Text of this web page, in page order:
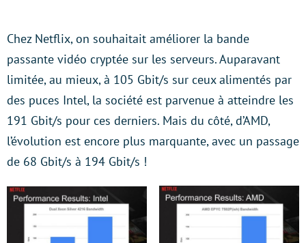
Chez Netflix, on souhaitait améliorer la bande
passante vidéo cryptée sur les serveurs. Auparavant
limitée, au mieux, à 105 Gbit/s sur ceux alimentés par
des puces Intel, la société est parvenue à atteindre les
191 Gbit/s pour ces derniers. Mais du côté, d’AMD,
l’évolution est encore plus marquante, avec un passage
de 68 Gbit/s à 194 Gbit/s !